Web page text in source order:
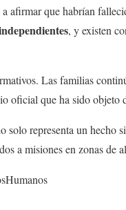
afirmar que habrían
, y existen
Las familias
oficial que ha sido objeto
representa un hecho
a misiones en zonas de